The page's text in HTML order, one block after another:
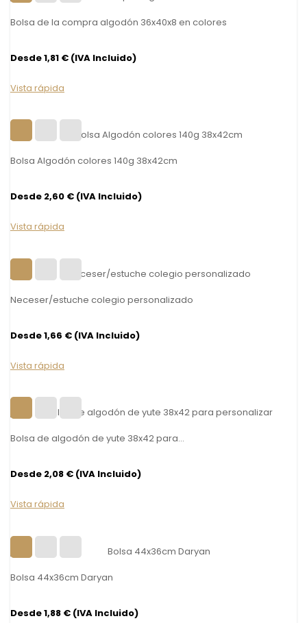
Bolsa de la compra algodón 36x40x8 en colores
Desde 1,81 € (IVA Incluido)
Vista rápida
Bolsa Algodón colores 140g 38x42cm
Desde 2,60 € (IVA Incluido)
Vista rápida
Neceser/estuche colegio personalizado
Desde 1,66 € (IVA Incluido)
Vista rápida
Bolsa de algodón de yute 38x42 para...
Desde 2,08 € (IVA Incluido)
Vista rápida
Bolsa 44x36cm Daryan
Desde 1,88 € (IVA Incluido)